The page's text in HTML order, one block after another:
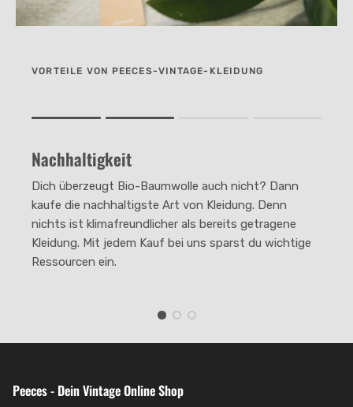
VORTEILE VON PEECES-VINTAGE-KLEIDUNG
The rating of this product for "" is 2.
Nachhaltigkeit
Dich überzeugt Bio-Baumwolle auch nicht? Dann
kaufe die nachhaltigste Art von Kleidung. Denn
nichts ist klimafreundlicher als bereits getragene
Kleidung. Mit jedem Kauf bei uns sparst du wichtige
Ressourcen ein.
Peeces - Dein Vintage Online Shop